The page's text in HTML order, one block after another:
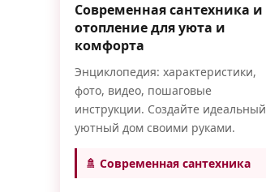
Современная сантехника и
отопление для уюта и
комфорта
Энциклопедия: характеристики,
фото, видео, пошаговые
инструкции. Создайте идеальный
уютный дом своими руками.
🚿 Современная сантехника